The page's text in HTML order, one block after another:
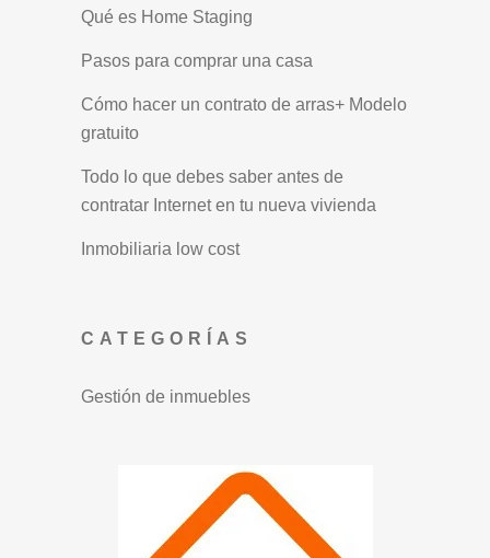
Qué es Home Staging
Pasos para comprar una casa
Cómo hacer un contrato de arras+ Modelo
gratuito
Todo lo que debes saber antes de
contratar Internet en tu nueva vivienda
Inmobiliaria low cost
CATEGORÍAS
Gestión de inmuebles